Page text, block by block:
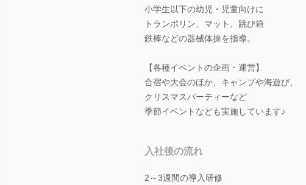
小学生以下の幼児・児童向けに
トランポリン、マット、跳び箱
鉄棒などの器械体操を指導。
【各種イベントの企画・運営】
合宿や大会のほか、キャンプや海遊び、
クリスマスパーティーなど
季節イベントなども実施しています♪
入社後の流れ
2～3週間の導入研修